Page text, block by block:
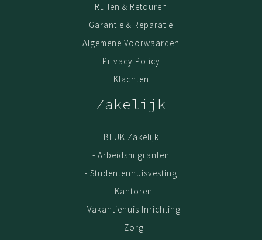
Ruilen & Retouren
Garantie & Reparatie
Algemene Voorwaarden
Privacy Policy
Klachten
Zakelijk
BEUK Zakelijk
- Arbeidsmigranten
- Studentenhuisvesting
- Kantoren
- Vakantiehuis Inrichting
- Zorg